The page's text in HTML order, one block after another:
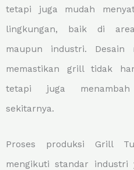
tetapi juga mudah
lingkungan, baik di
maupun industri.
memastikan grill tidak
tetapi juga
sekitarnya.
Proses produksi Grill
mengikuti standar